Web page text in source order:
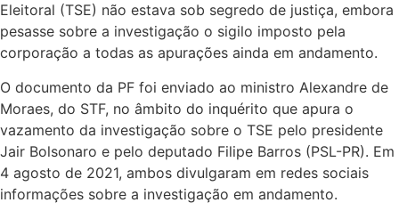
Eleitoral (TSE) não estava sob segredo de justiça, embora
pesasse sobre a investigação o sigilo imposto pela
corporação a todas as apurações ainda em andamento.
O documento da PF foi enviado ao ministro Alexandre de
Moraes, do STF, no âmbito do inquérito que apura o
vazamento da investigação sobre o TSE pelo presidente
Jair Bolsonaro e pelo deputado Filipe Barros (PSL-PR). Em
4 agosto de 2021, ambos divulgaram em redes sociais
informações sobre a investigação em andamento.